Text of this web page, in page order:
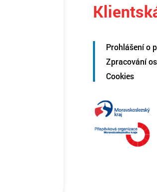
Prohlášení o
Zpracování
Cookies